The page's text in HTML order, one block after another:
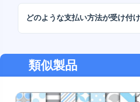
さい。追加料金なしでファイ
いいたします。
どのような支払い方法が受け付
る支払い方法に対応しています
類似製品